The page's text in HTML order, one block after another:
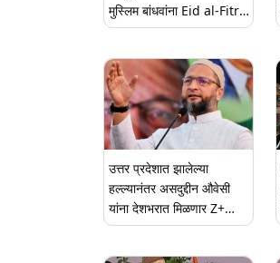
मुस्लिम बांधवांना Eid al-Fitr
च्या शुभेच्छा
उत्तर प्रदेशात झालेल्या
हल्ल्यानंतर असदुद्दीन औवेसी
यांना देशभरात मिळणार Z+
सुरक्षा, भारत सरकारचा निर्णय